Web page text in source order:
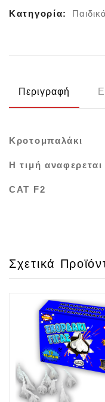
Κατηγορία:
Περιγραφή
Κροτομπαλάκι
Η τιμή
CAT F2
Σχετικά